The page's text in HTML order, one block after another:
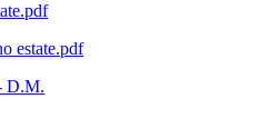
estate.pdf
D.M.